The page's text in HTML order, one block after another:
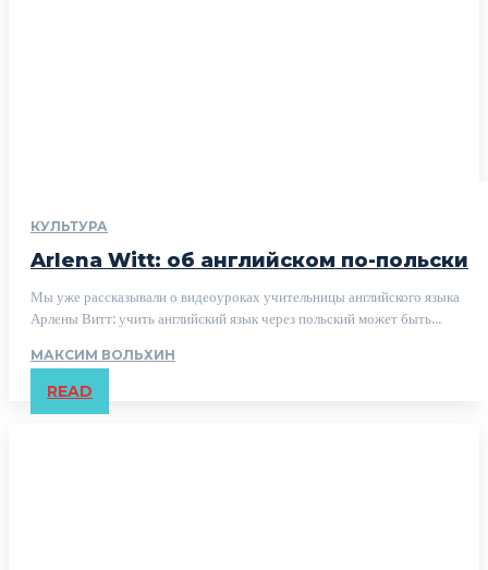
КУЛЬТУРА
Arlena Witt: об английском по-польски
Мы уже рассказывали о видеоуроках учительницы английского языка
Арлены Витт: учить английский язык через польский может быть...
МАКСИМ ВОЛЬХИН
READ